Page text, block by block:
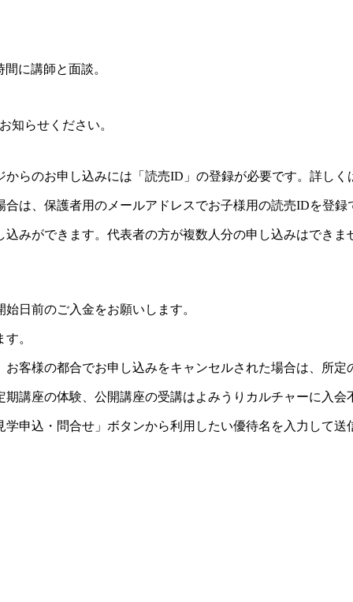
に講師と面談。
知らせください。
らのお申し込みには「読売ID」の登録が必要です。詳しく
は、保護者用のメールアドレスでお子様用の読売IDを登録
みができます。代表者の方が複数人分の申し込みはでき
日前のご入金をお願いします。
。
客様の都合でお申し込みをキャンセルされた場合は、所定
講座の体験、公開講座の受講はよみうりカルチャーに入会
申込・問合せ」ボタンから利用したい優待名を入力して送